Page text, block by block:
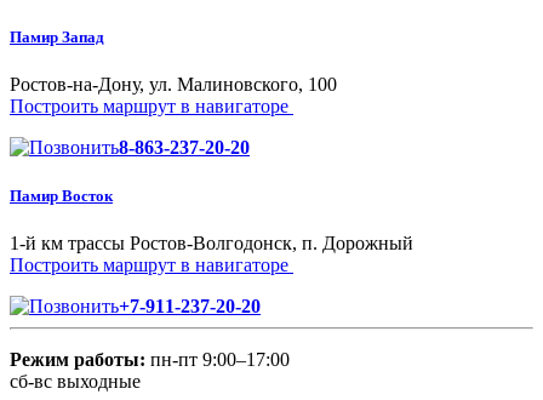
Памир Запад
Ростов-на-Дону, ул. Малиновского, 100
Построить маршрут в навигаторе
8-863-237-20-20
Памир Восток
1-й км трассы Ростов-Волгодонск, п. Дорожный
Построить маршрут в навигаторе
+7-911-237-20-20
Режим работы: пн-пт 9:00–17:00
сб-вс выходные